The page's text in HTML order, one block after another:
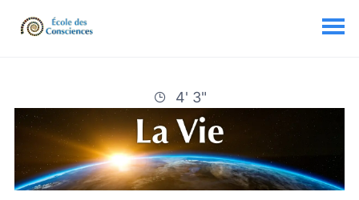
4' 3"